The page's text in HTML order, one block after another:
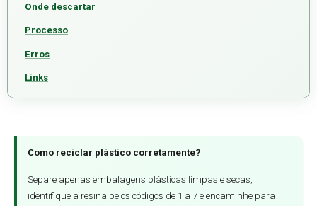
Onde descartar
Processo
Erros
Links
Como reciclar plástico corretamente?
Separe apenas embalagens plásticas limpas e secas,
identifique a resina pelos códigos de 1 a 7 e encaminhe para